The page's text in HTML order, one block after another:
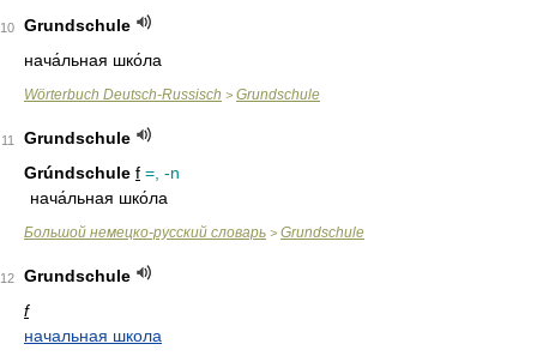
10
Grundschule
нача́льная шко́ла
Wörterbuch Deutsch-Russisch > Grundschule
11
Grundschule
Grúndschule f =, -n
нача́льная шко́ла
Большой немецко-русский словарь > Grundschule
12
Grundschule
f
начальная школа